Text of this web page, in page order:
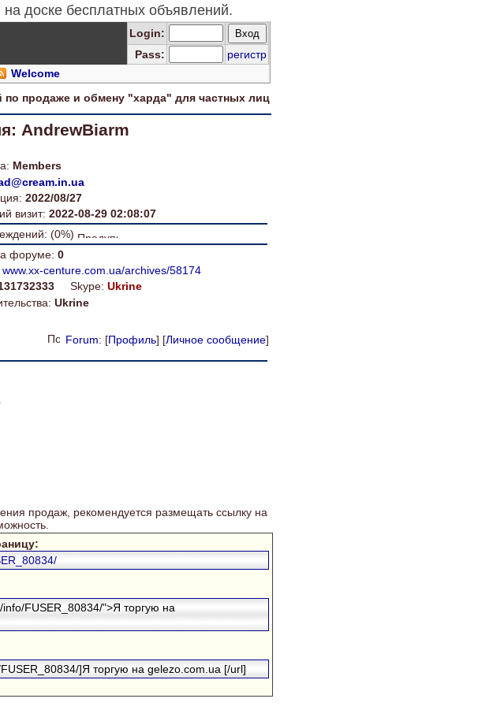
доске бесплатных объявлений.
Login:
Pass:
регистр
Welcome
по продаже и обмену "харда" для частных лиц
AndrewBiarm
Members
2022/08/27
визит: 2022-08-29 02:08:07
(0%)
форуме: 0
www.xx-centure.com.ua/archives/58174
Skype: Ukrine
Ukrine
Forum: [Профиль] [Личное сообщение]
продаж, рекомендуется размещать ссылку на
FUSER_80834/">Я торгую на
]Я торгую на gelezo.com.ua [/url]